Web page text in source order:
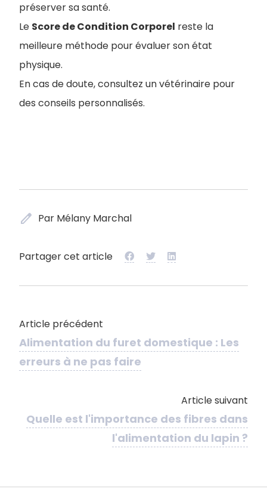
préserver sa santé.
Le Score de Condition Corporel reste la
meilleure méthode pour évaluer son état
physique.
En cas de doute, consultez un vétérinaire pour
des conseils personnalisés.
edit Par Mélany Marchal
Partager cet article
Article précédent
Alimentation du furet domestique : Les
erreurs à ne pas faire
Article suivant
Quelle est l'importance des fibres dans
l'alimentation du lapin ?